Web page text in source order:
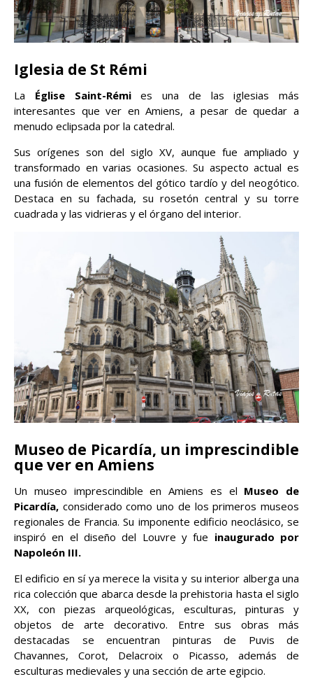
Iglesia de St Rémi
La Église Saint-Rémies una de las iglesias más
interesantes que ver en Amiens, a pesar de quedar a
menudo eclipsada por la catedral.
Sus orígenes son del siglo XV, aunque fue ampliado y
transformado en varias ocasiones. Su aspecto actual es
una fusión de elementos del gótico tardío y del neogótico.
Destaca en su fachada, su rosetón central y su torre
cuadrada y las vidrieras y el órgano del interior.
Museo de Picardía, un imprescindible
que ver en Amiens
Un museo imprescindible en Amiens es el Museo de
Picardía, considerado como uno de los primeros museos
regionales de Francia. Su imponente edificio neoclásico, se
inspiró en el diseño del Louvre y fue inaugurado por
Napoleón III.
El edificio en sí ya merece la visita y su interior alberga una
rica colección que abarca desde la prehistoria hasta el siglo
XX, con piezas arqueológicas, esculturas, pinturas y
objetos de arte decorativo. Entre sus obras más
destacadas se encuentran pinturas de Puvis de
Chavannes, Corot, Delacroix o Picasso, además de
esculturas medievales y una sección de arte egipcio.